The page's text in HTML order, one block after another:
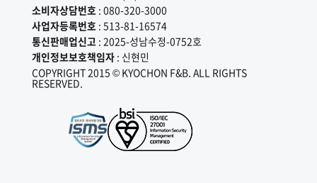
소비자상담번호: 080-320-3000
사업자등록번호: 513-81-16574
통신판매업신고: 2025-성남수정-0752호
개인정보보호책임자: 신현민
COPYRIGHT 2015 © KYOCHON F&B. ALL RIGHTS
RESERVED.